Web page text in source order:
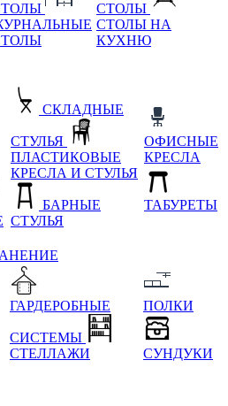
СТОЛЫ
СТОЛЫ НА
КУХНЮ
СКЛАДНЫЕ
СТУЛЬЯ
ПЛАСТИКОВЫЕ
КРЕСЛА И СТУЛЬЯ
БАРНЫЕ
СТУЛЬЯ
ОФИСНЫЕ
КРЕСЛА
ТАБУРЕТЫ
ГАРДЕРОБНЫЕ
СИСТЕМЫ
СТЕЛЛАЖИ
ПОЛКИ
СУНДУКИ